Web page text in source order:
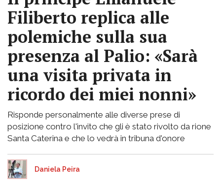
Filiberto replica alle
polemiche sulla sua
presenza al Palio: «Sarà
una visita privata in
ricordo dei miei nonni»
Risponde personalmente alle diverse prese di
posizione contro l'invito che gli è stato rivolto da rione
Santa Caterina e che lo vedrà in tribuna d'onore
Daniela Peira